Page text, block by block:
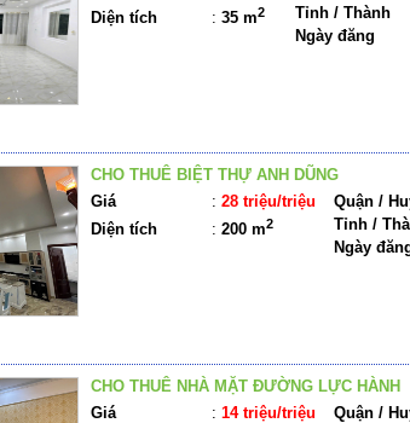
Diện tích
: 35 m2
Tỉnh / Thành
Ngày đăng
CHO THUÊ BIỆT THỰ ANH DŨNG
Giá
: 28 triệu/triệu
Diện tích
: 200 m2
Quận /
Tỉnh /
Ngày
CHO THUÊ NHÀ MẶT ĐƯỜNG LỰC HÀNH
Giá
: 14 triệu/triệu
Quận /